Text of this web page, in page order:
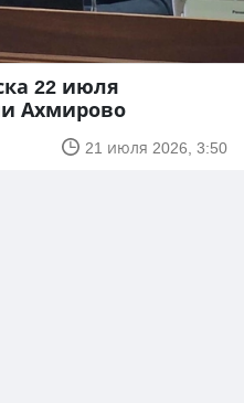
22 июля
Ахмирово
21 июля 2026, 3:50